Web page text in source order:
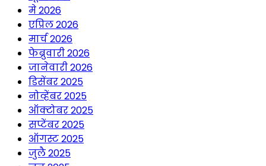
मे 2026
एप्रिल 2026
मार्च 2026
फेब्रुवारी 2026
जानेवारी 2026
डिसेंबर 2025
नोव्हेंबर 2025
ऑक्टोबर 2025
सप्टेंबर 2025
ऑगस्ट 2025
जुलै 2025